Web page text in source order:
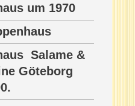
um 1970
Salame &
Göteborg